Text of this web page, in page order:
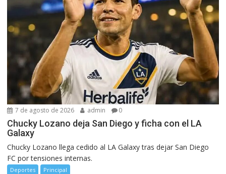
7 de agosto de 2026 admin 0
Chucky Lozano deja San Diego y ficha con el LA
Galaxy
Chucky Lozano llega cedido al LA Galaxy tras dejar San Diego
FC por tensiones internas.
Deportes Principal